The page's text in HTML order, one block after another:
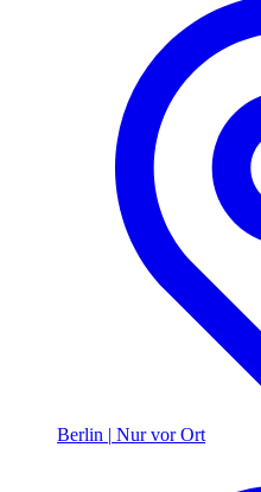
Berlin | Nur vor Ort